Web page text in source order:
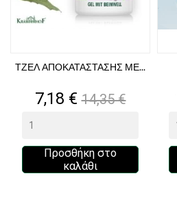
ΤΖΕΛ ΑΠΟΚΑΤΑΣΤΑΣΗΣ ΜΕ...
Τιμή
7,18 € Κανονική
τιμή
14,35 €
Προσθήκη στο
καλάθι